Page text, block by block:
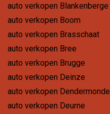
auto verkopen Blankenberge
auto verkopen Boom
auto verkopen Brasschaat
auto verkopen Bree
auto verkopen Brugge
auto verkopen Deinze
auto verkopen Dendermonde
auto verkopen Deurne